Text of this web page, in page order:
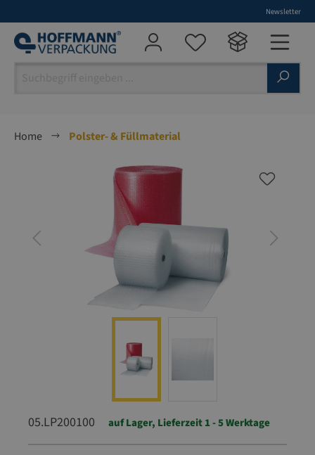
Newsletter
Home
Polster- & Füllmaterial
Bildergalerie überspringen
05.LP200100 auf Lager, Lieferzeit 1 - 5 Werktage